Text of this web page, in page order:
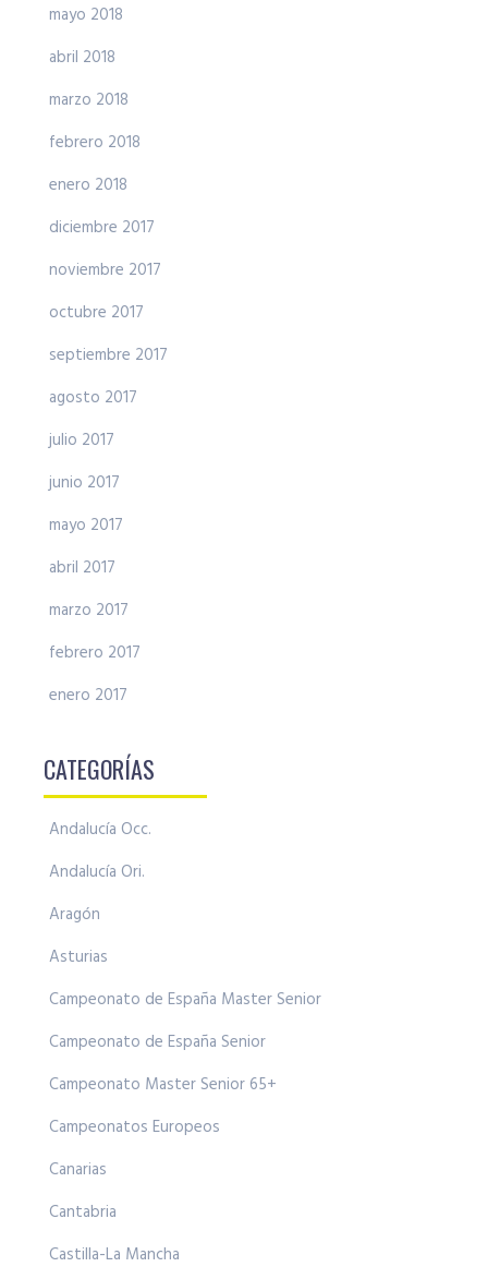
mayo 2018
abril 2018
marzo 2018
febrero 2018
enero 2018
diciembre 2017
noviembre 2017
octubre 2017
septiembre 2017
agosto 2017
julio 2017
junio 2017
mayo 2017
abril 2017
marzo 2017
febrero 2017
enero 2017
CATEGORÍAS
Andalucía Occ.
Andalucía Ori.
Aragón
Asturias
Campeonato de España Master Senior
Campeonato de España Senior
Campeonato Master Senior 65+
Campeonatos Europeos
Canarias
Cantabria
Castilla-La Mancha